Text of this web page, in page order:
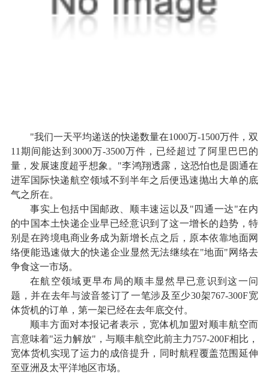
"我们一天平均递送的快递数量在1000万-1500万件，双
11期间能达到3000万-3500万件，已经超过了阿里巴巴的
量，发展速度超乎想象。"李鸿翔透露，这恐怕也是圆通在
进军国际快递航空领域不到半年之后便迅速抛出大单的底
气之所在。
事实上包括中国邮政、顺丰速运以及"四通一达"在内
的中国本土快递企业早已经意识到了这一增长的趋势，特
别是在跨境电商业务成为新增长点之后，原本依靠地面网
络便能迅速做大的快递企业显然无法继续在"地面"网络去
争食这一市场。
在航空领域更早布局的顺丰显然早已意识到这一问
题，并在去年与波音签订了一笔涉及至少30架767-300F宽
体货机的订单，第一架已经在去年底交付。
顺丰方面对本报记者表示，宽体机加盟对顺丰航空而
言意味着"运力解放"，与顺丰航空此前主力757-200F相比，
宽体货机实现了运力的成倍提升，同时航程覆盖范围延伸
至亚洲及太平洋地区市场。